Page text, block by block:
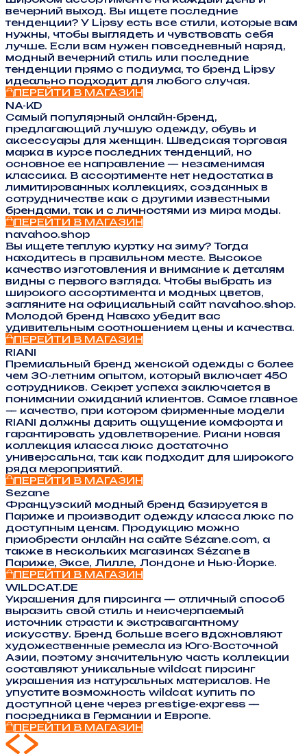
вечерний выход. Вы ищете последние
тенденции? У Lipsy есть все стили, которые вам
нужны, чтобы выглядеть и чувствовать себя
лучше. Если вам нужен повседневный наряд,
модный вечерний стиль или последние
тенденции прямо с подиума, то бренд Lipsy
идеально подходит для любого случая.
ПЕРЕЙТИ В МАГАЗИН
NA-KD
Самый популярный онлайн-бренд,
предлагающий лучшую одежду, обувь и
аксессуары для женщин. Шведская торговая
марка в курсе последних тенденций, но
основное ее направление — незаменимая
классика. В ассортименте нет недостатка в
лимитированных коллекциях, созданных в
сотрудничестве как с другими известными
брендами, так и с личностями из мира моды.
ПЕРЕЙТИ В МАГАЗИН
navahoo.shop
Вы ищете теплую куртку на зиму? Тогда
находитесь в правильном месте. Высокое
качество изготовления и внимание к деталям
видны с первого взгляда. Чтобы выбрать из
широкого ассортимента и модных цветов,
загляните на официальный сайт navahoo.shop.
Молодой бренд Навахо убедит вас
удивительным соотношением цены и качества.
ПЕРЕЙТИ В МАГАЗИН
RIANI
Премиальный бренд женской одежды с более
чем 30-летним опытом, который включает 450
сотрудников. Секрет успеха заключается в
понимании ожиданий клиентов. Самое главное
— качество, при котором фирменные модели
RIANI должны дарить ощущение комфорта и
гарантировать удовлетворение. Риани новая
коллекция класса люкс достаточно
универсальна, так как подходит для широкого
ряда мероприятий.
ПЕРЕЙТИ В МАГАЗИН
Sezane
Французский модный бренд базируется в
Париже и производит одежду класса люкс по
доступным ценам. Продукцию можно
приобрести онлайн на сайте Sézane.com, а
также в нескольких магазинах Sézane в
Париже, Эксе, Лилле, Лондоне и Нью-Йорке.
ПЕРЕЙТИ В МАГАЗИН
WILDCAT.DE
Украшения для пирсинга — отличный способ
выразить свой стиль и неисчерпаемый
источник страсти к экстравагантному
искусству. Бренд больше всего вдохновляют
художественные ремесла из Юго-Восточной
Азии, поэтому значительную часть коллекции
составляют уникальные wildcat пирсинг
украшения из натуральных материалов. Не
упустите возможность wildcat купить по
доступной цене через prestige-express —
посредника в Германии и Европе.
ПЕРЕЙТИ В МАГАЗИН